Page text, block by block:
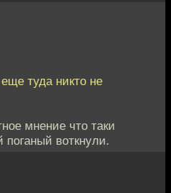
туда никто не
мнение что таки
воткнули.